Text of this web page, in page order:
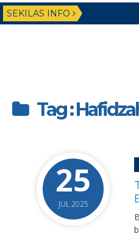
SEKILAS INFO
Tag :
25
JUL 2025